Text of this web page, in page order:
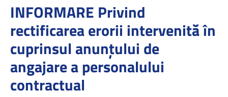
INFORMARE Privind
rectificarea erorii intervenită în
cuprinsul anunţului de
angajare a personalului
contractual